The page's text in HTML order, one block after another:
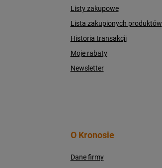
Listy zakupowe
Lista zakupionych produktów
Historia transakcji
Moje rabaty
Newsletter
O Kronosie
Dane firmy